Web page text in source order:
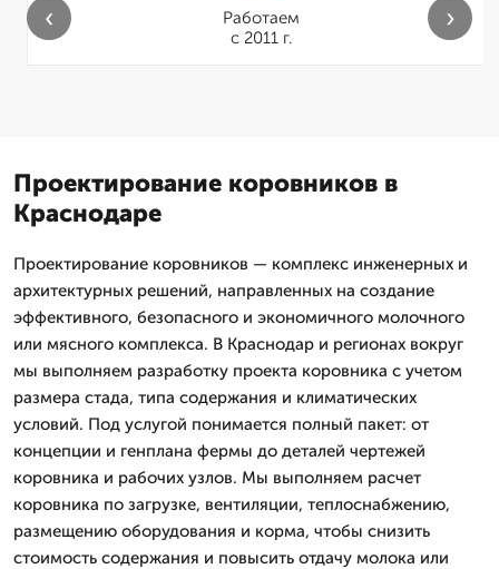
Работаем
с 2011 г.
‹ ›
Проектирование коровников в
Краснодаре
Проектирование коровников — комплекс инженерных и
архитектурных решений, направленных на создание
эффективного, безопасного и экономичного молочного
или мясного комплекса. В Краснодар и регионах вокруг
мы выполняем разработку проекта коровника с учетом
размера стада, типа содержания и климатических
условий. Под услугой понимается полный пакет: от
концепции и генплана фермы до деталей чертежей
коровника и рабочих узлов. Мы выполняем расчет
коровника по загрузке, вентиляции, теплоснабжению,
размещению оборудования и корма, чтобы снизить
стоимость содержания и повысить отдачу молока или